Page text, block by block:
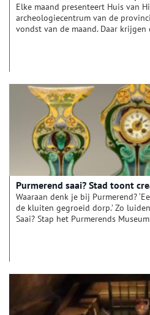
Elke maand presenteert Huis van
archeologiecentrum van de
vondst van de maand. Daar krijgen
Purmerend saai? Stad toont
Waaraan denk je bij Purmerend?
de kluiten gegroeid dorp.’ Zo
Saai? Stap het Purmerends